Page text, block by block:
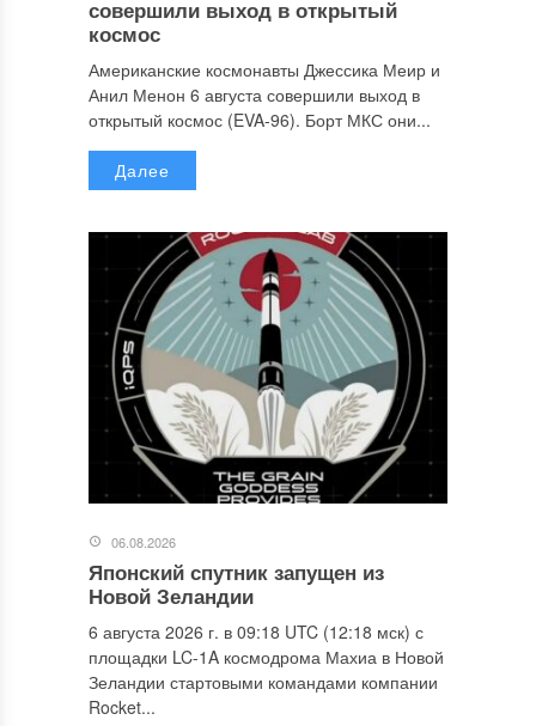
совершили выход в открытый
космос
Американские космонавты Джессика Меир и
Анил Менон 6 августа совершили выход в
открытый космос (EVA-96). Борт МКС они...
Далее
06.08.2026
Японский спутник запущен из
Новой Зеландии
6 августа 2026 г. в 09:18 UTC (12:18 мск) с
площадки LC-1A космодрома Махиа в Новой
Зеландии стартовыми командами компании
Rocket...